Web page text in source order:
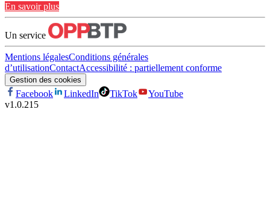
En savoir plus
Un service
Mentions légalesConditions générales
d’utilisationContactAccessibilité : partiellement conforme
Gestion des cookies
Facebook LinkedIn TikTok
YouTube
v1.0.215